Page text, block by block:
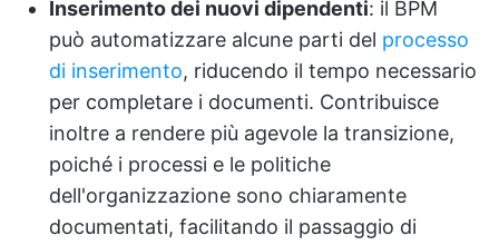
Inserimento dei nuovi dipendenti: il BPM
può automatizzare alcune parti del processo
di inserimento, riducendo il tempo necessario
per completare i documenti. Contribuisce
inoltre a rendere più agevole la transizione,
poiché i processi e le politiche
dell'organizzazione sono chiaramente
documentati, facilitando il passaggio di